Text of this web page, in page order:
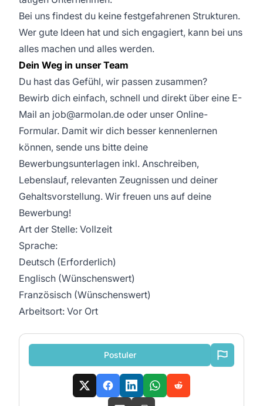
Bei uns findest du keine festgefahrenen Strukturen.
Wer gute Ideen hat und sich engagiert, kann bei uns
alles machen und alles werden.
Dein Weg in unser Team
Du hast das Gefühl, wir passen zusammen?
Bewirb dich einfach, schnell und direkt über eine E-
Mail an job@armolan.de oder unser Online-
Formular. Damit wir dich besser kennenlernen
können, sende uns bitte deine
Bewerbungsunterlagen inkl. Anschreiben,
Lebenslauf, relevanten Zeugnissen und deiner
Gehaltsvorstellung. Wir freuen uns auf deine
Bewerbung!
Art der Stelle: Vollzeit
Sprache:
Deutsch (Erforderlich)
Englisch (Wünschenswert)
Französisch (Wünschenswert)
Arbeitsort: Vor Ort
Postuler